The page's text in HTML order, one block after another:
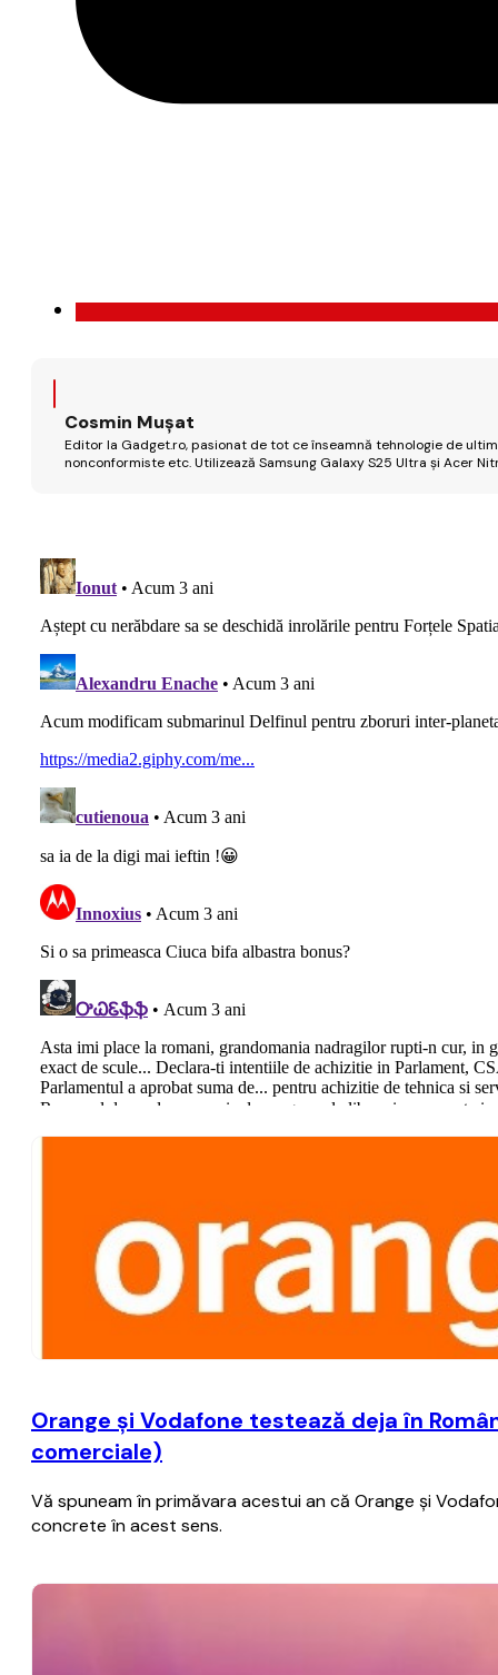
Cosmin Mușat
Editor la Gadget.ro, pasionat de tot ce înseamnă tehnologie de
nonconformiste etc. Utilizează Samsung Galaxy S25 Ultra și Acer
Orange şi Vodafone testează deja în
comerciale)
Vă spuneam în primăvara acestui an că Orange şi
concrete în acest sens.